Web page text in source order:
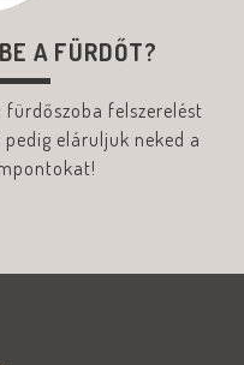
A FÜRDŐT?
felszerelést
eláruljuk neked a